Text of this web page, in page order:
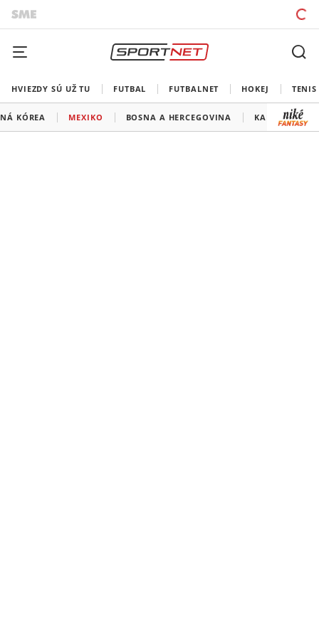
HVIEZDY SÚ UŽ TU FUTBAL FUTBALNET HOKEJ TENIS
KÓREA MEXIKO BOSNA A HERCEGOVINA KANADA